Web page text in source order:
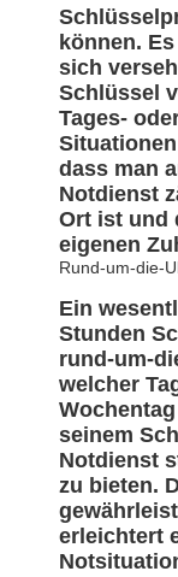
können.
sich
Schlüssel
Tages-
dass man
Notdienst
Ort ist und
eigenen
Rund-um-die-
Ein
Stunden
rund-um-
welcher
seinem
Notdienst
zu bieten.
erleichtert